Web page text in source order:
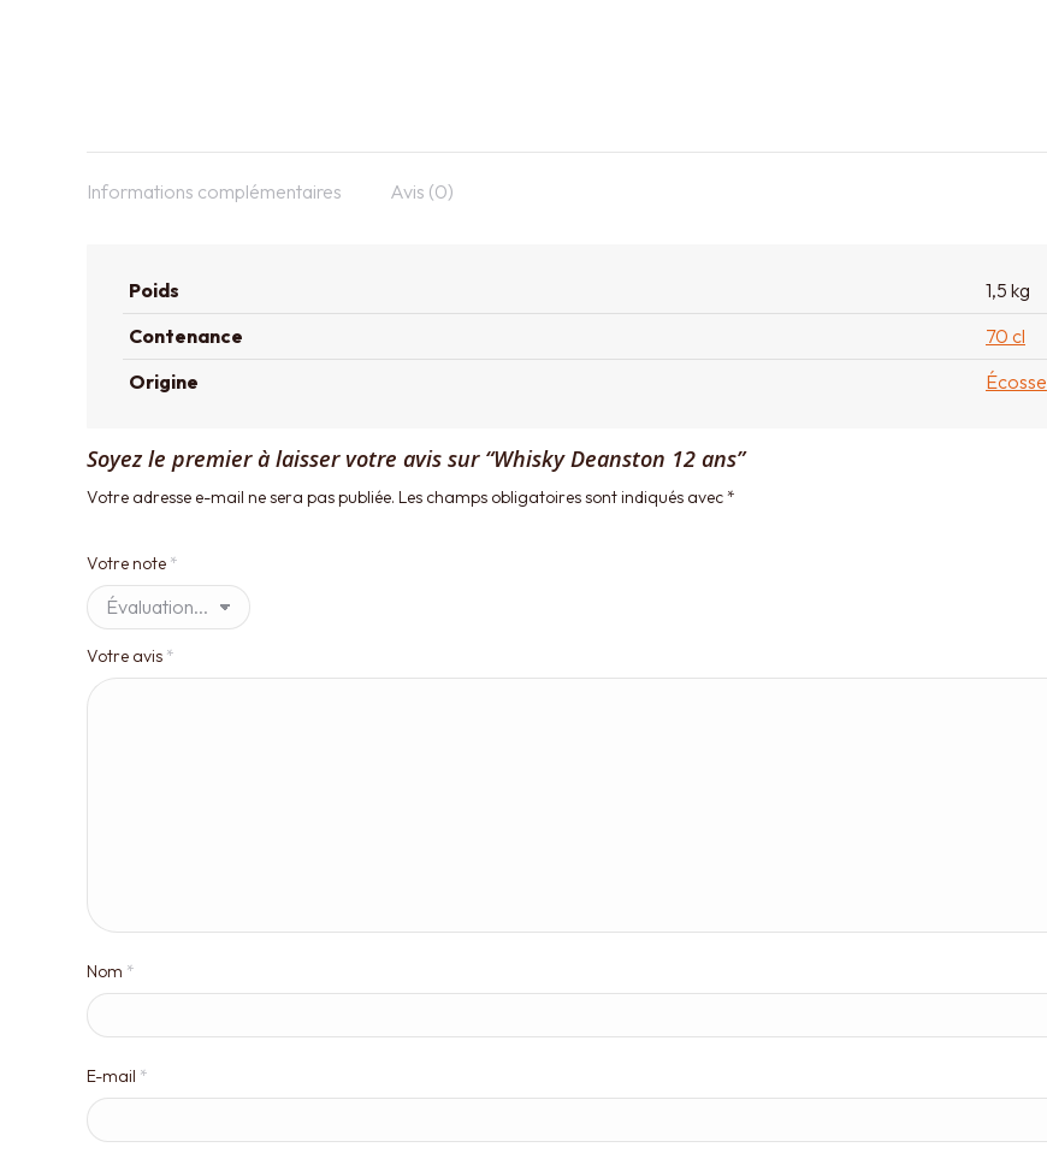
Informations complémentaires Avis (0)
Poids
1,5 kg
Contenance
70 cl
Origine
Écosse
Soyez le premier à laisser votre avis sur “Whisky Deanston 12 ans”
Votre adresse e-mail ne sera pas publiée. Les champs obligatoires sont indiqués avec*
Votre note *
Votre avis *
Nom *
E-mail *